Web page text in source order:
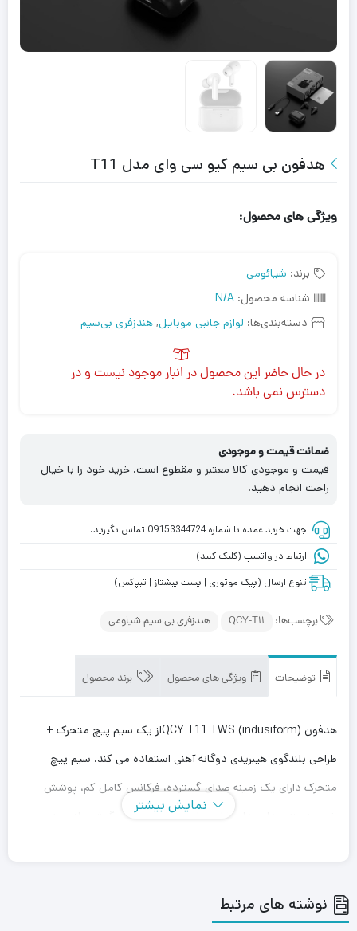
هدفون بی سیم کیو سی وای مدل T11
ویژگی های محصول:
برند: شیائومی
شناسه محصول: N/A
دسته‌بندی‌ها: لوازم جانبی موبایل, هندزفری بی‌سیم
در حال حاضر این محصول در انبار موجود نیست و در
دسترس نمی باشد.
ضمانت قیمت و موجودی
قیمت و موجودی کالا معتبر و مقطوع است. خرید خود را با خیال
راحت انجام دهید.
جهت خرید عمده با شماره 09153344724 تماس بگیرید.
ارتباط در واتسپ (کلیک کنید)
تنوع ارسال (پیک موتوری | پست پیشتاز | تیپاکس)
برچسب‌ها: QCY-T11 هندزفری بی سیم شیاومی
توضیحات ویژگی های محصول برند محصول
هدفون QCY T11 TWS (indusiform)از یک سیم پیچ متحرک +
طراحی بلندگوی هیبریدی دوگانه آهنی استفاده می کند. سیم پیچ
متحرک دارای یک زمینه صدای گسترده، فرکانس کامل کم، پوشش
خوب زمینه صدا، صدای شل و طبیعی مناسب برای گوش دادن به
مناسب برای گوش دادن به آهنگ های ملایم و ظریف مانند آواز و
نمایش بیشتر
نوشته های مرتبط